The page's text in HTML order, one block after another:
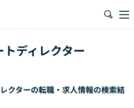
トディレクター
クターの転職・求人情報の検索結